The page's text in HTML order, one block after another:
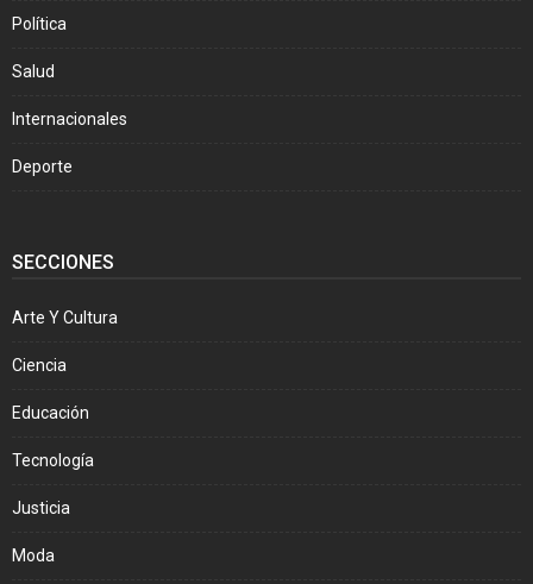
Política
Salud
Internacionales
Deporte
SECCIONES
Arte Y Cultura
Ciencia
Educación
Tecnología
Justicia
Moda